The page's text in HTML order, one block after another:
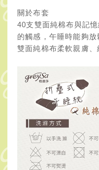
關於布套
40支雙面純棉布與記
的觸感，午睡時能夠
雙面純棉布柔軟親膚